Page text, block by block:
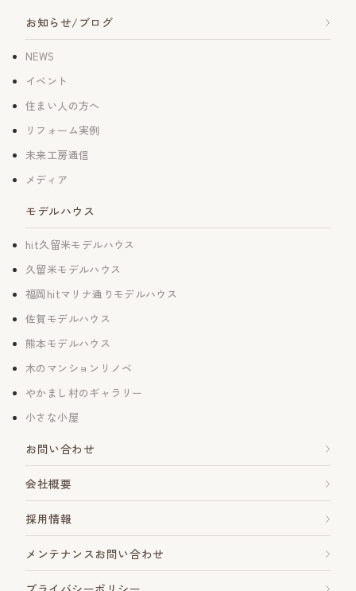
お知らせ/ブログ
NEWS
イベント
住まい人の方へ
リフォーム実例
未来工房通信
メディア
モデルハウス
hit久留米モデルハウス
久留米モデルハウス
福岡hitマリナ通りモデルハウス
佐賀モデルハウス
熊本モデルハウス
木のマンションリノベ
やかまし村のギャラリー
小さな小屋
お問い合わせ
会社概要
採用情報
メンテナンスお問い合わせ